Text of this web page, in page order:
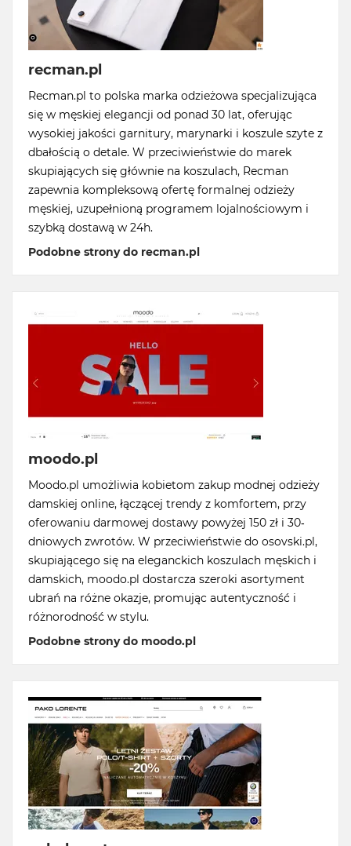
recman.pl
Recman.pl to polska marka odzieżowa specjalizująca
się w męskiej elegancji od ponad 30 lat, oferując
wysokiej jakości garnitury, marynarki i koszule szyte z
dbałością o detale. W przeciwieństwie do marek
skupiających się głównie na koszulach, Recman
zapewnia kompleksową ofertę formalnej odzieży
męskiej, uzupełnioną programem lojalnościowym i
szybką dostawą w 24h.
Podobne strony do recman.pl
moodo.pl
Moodo.pl umożliwia kobietom zakup modnej odzieży
damskiej online, łączącej trendy z komfortem, przy
oferowaniu darmowej dostawy powyżej 150 zł i 30-
dniowych zwrotów. W przeciwieństwie do osovski.pl,
skupiającego się na eleganckich koszulach męskich i
damskich, moodo.pl dostarcza szeroki asortyment
ubrań na różne okazje, promując autentyczność i
różnorodność w stylu.
Podobne strony do moodo.pl